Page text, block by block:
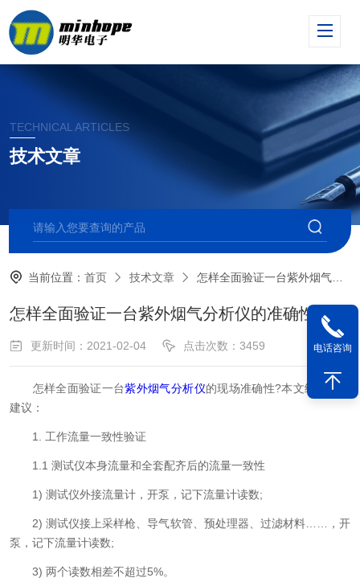
TECHNICAL ARTICLES
技术文章
当前位置：首页 技术文章 怎样全面验证一台紫外烟气分析仪的准确性？
怎样全面验证一台紫外烟气分析仪的准确性？
更新时间：2021-02-04 点击次数：3459
怎样全面验证一台紫外烟气分析仪的现场准确性?本文给出以下
建议：
1. 工作流量一致性验证
1.1 测试仪本身流量和全套配齐后的流量一致性
1) 测试仪外接流量计，开泵，记下流量计读数;
2) 测试仪接上采样枪、导气软管、预处理器、过滤材料……，开
泵，记下流量计读数;
3) 两个读数相差不超过5%。
电话咨询